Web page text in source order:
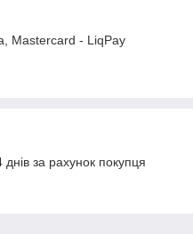
Mastercard - LiqPay
за рахунок покупця